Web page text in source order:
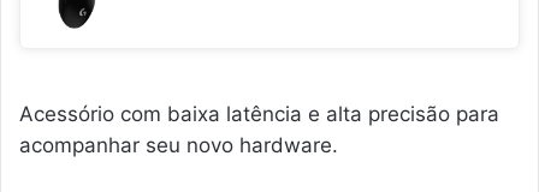
Acessório com baixa latência e alta precisão para
acompanhar seu novo hardware.